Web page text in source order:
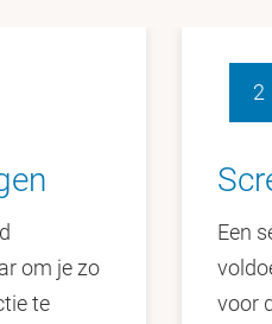
om je zo
te
2
Een
voor